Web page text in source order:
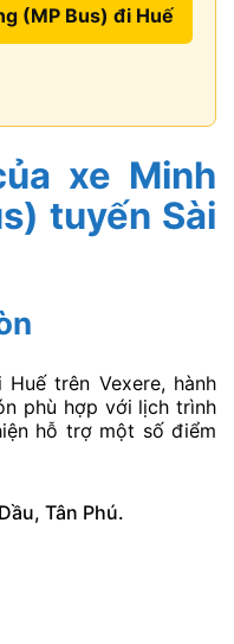
(MP Bus) đi Huế
xe Minh
tuyến Sài
trên Vexere, hành
phù hợp với lịch trình
hỗ trợ một số điểm
Tân Phú.